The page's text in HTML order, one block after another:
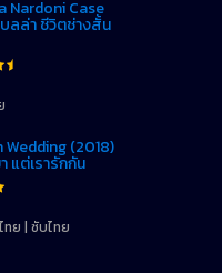
Nardoni Case
ลล่า ชีวิตช่างสั้น
(2018)
แต่เรารักกัน
ทย | ซับไทย